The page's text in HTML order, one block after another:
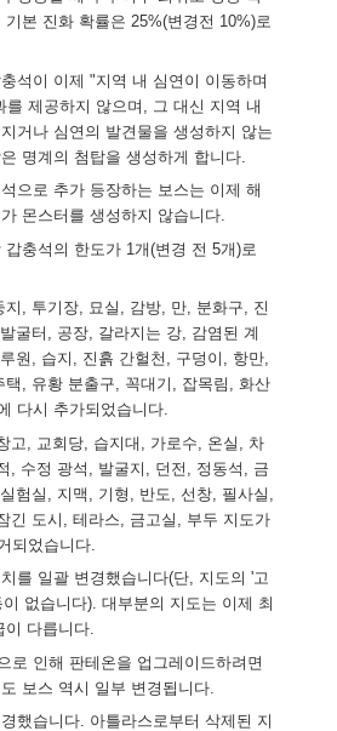
기본 진화 확률은 25%(변경전 10%)로
석이 이제 "지역 내 심연이 이동하며
를 제공하지 않으며, 그 대신 지역 내
거나 심연의 발견물을 생성하지 않는
명계의 첨탑을 생성하게 합니다.
으로 추가 등장하는 보스는 이제 해
몬스터를 생성하지 않습니다.
충석의 한도가 1개(변경 전 5개)로
지, 투기장, 묘실, 감방, 만, 분화구, 진
굴터, 공장, 갈라지는 강, 감염된 계
원, 습지, 진흙 간헐천, 구덩이, 항만,
택, 유황 분출구, 꼭대기, 잡목림, 화산
다시 추가되었습니다.
고, 교회당, 습지대, 가로수, 온실, 차
, 수정 광석, 발굴지, 던전, 정동석, 금
험실, 지맥, 기형, 반도, 선창, 필사실,
긴 도시, 테라스, 금고실, 부두 지도가
되었습니다.
를 일괄 변경했습니다(단, 지도의 '고
없습니다). 대부분의 지도는 이제 최
이 다릅니다.
로 인해 판테온을 업그레이드하려면
보스 역시 일부 변경됩니다.
했습니다. 아틀라스로부터 삭제된 지